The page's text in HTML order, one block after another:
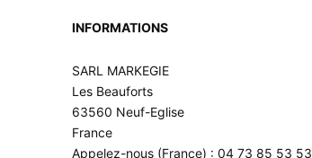
INFORMATIONS
SARL MARKEGIE
Les Beauforts
63560 Neuf-Eglise
France
Appelez-nous (France) : 04 73 85 53 53